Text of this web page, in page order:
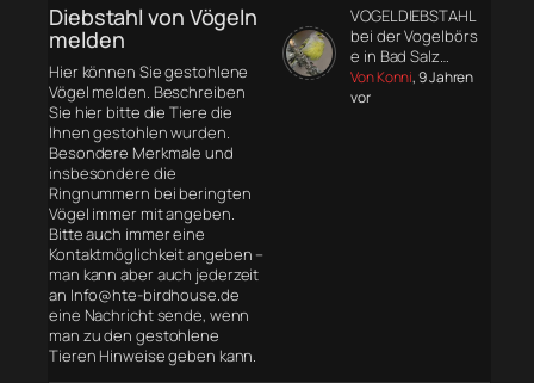
Diebstahl von Vögeln
melden
Hier können Sie gestohlene
Vögel melden. Beschreiben
Sie hier bitte die Tiere die
Ihnen gestohlen wurden.
Besondere Merkmale und
insbesondere die
Ringnummern bei beringten
Vögel immer mit angeben.
Bitte auch immer eine
Kontaktmöglichkeit angeben –
man kann aber auch jederzeit
an Info@hte-birdhouse.de
eine Nachricht sende, wenn
man zu den gestohlene
Tieren Hinweise geben kann.
VOGELDIEBSTAHL
bei der Vogelbörs
e in Bad Salz…
Von Konni, 9 Jahren
vor